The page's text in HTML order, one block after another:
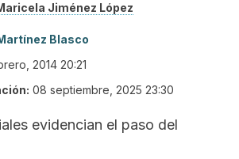
Jiménez López
Blasco
2014 20:21
08 septiembre, 2025 23:30
evidencian el paso del